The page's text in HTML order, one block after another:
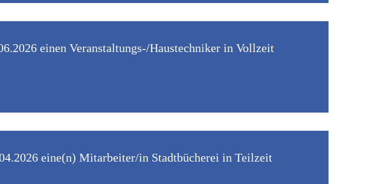
einen Veranstaltungs-/Haustechniker in Vollzeit
eine(n) Mitarbeiter/in Stadtbücherei in Teilzeit